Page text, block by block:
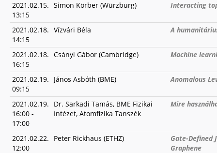
2021.02.15.
13:15
Simon Körber (Würzburg) Interacting
2021.02.18.
14:15
Vízvári Béla A
2021.02.18.
16:15
Csányi Gábor (Cambridge) Machine
2021.02.19.
09:15
János Asbóth (BME) Anomalous
2021.02.19.
16:00 -
17:00
Dr. Sarkadi Tamás, BME Fizikai
Intézet, Atomfizika Tanszék
Mire
2021.02.22.
12:00
Peter Rickhaus (ETHZ)
Gate-Defined
Graphene